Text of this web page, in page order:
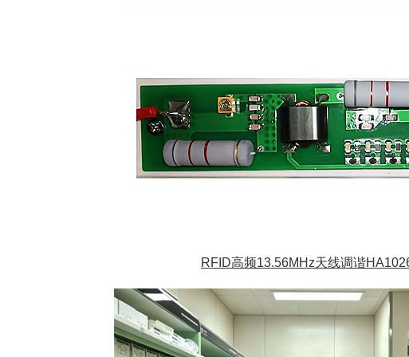
RFID高频13.56MHz天线调谐